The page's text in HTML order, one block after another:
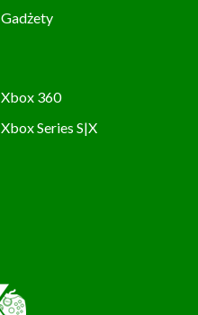
Gadżety
Xbox 360
Xbox Series S|X